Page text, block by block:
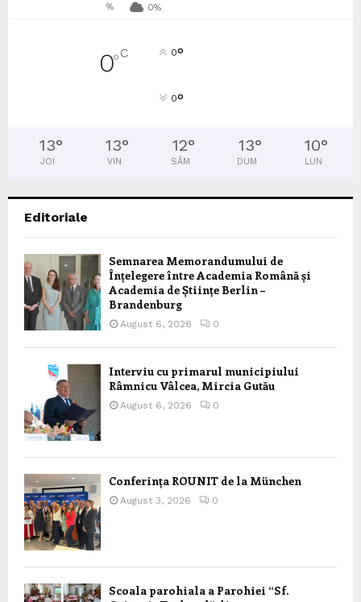
% 0%
0°C 0°
0°
13°
JOI
13°
VIN
12°
SÂM
13°
DUM
10°
LUN
Editoriale
Semnarea Memorandumului de
Înțelegere între Academia Română și
Academia de Științe Berlin –
Brandenburg
August 6, 2026 0
Interviu cu primarul municipiului
Râmnicu Vâlcea, Mircia Gutău
August 6, 2026 0
Conferința ROUNIT de la München
August 3, 2026 0
Scoala parohiala a Parohiei “Sf.